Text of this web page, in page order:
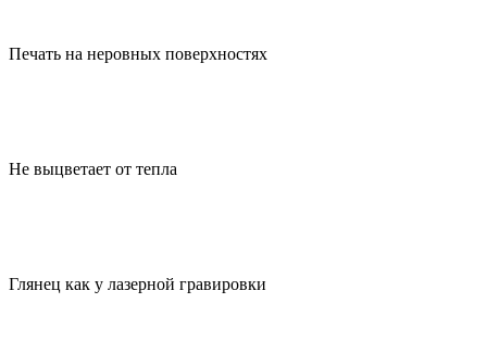
Печать на неровных поверхностях
Не выцветает от тепла
Глянец как у лазерной гравировки